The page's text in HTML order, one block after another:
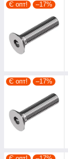
Є опт! –17%
Є опт! –17%